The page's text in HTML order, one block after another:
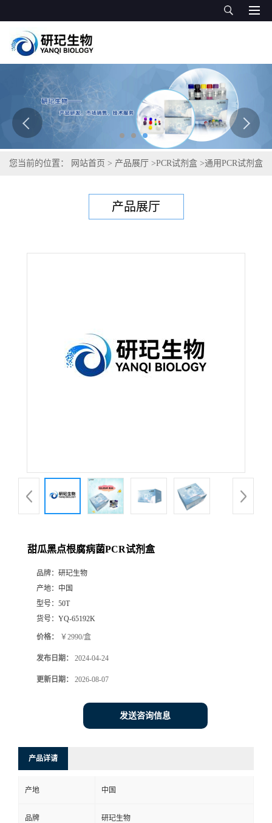
您当前的位置： 网站首页 > 产品展厅 >PCR试剂盒 >通用PCR试剂盒
产品展厅
甜瓜黑点根腐病菌PCR试剂盒
品牌： 研玘生物
产地： 中国
型号： 50T
货号： YQ-65192K
价格： ￥2990/盒
发布日期： 2024-04-24
更新日期： 2026-08-07
发送咨询信息
产品详请
产地 中国
品牌 研玘生物